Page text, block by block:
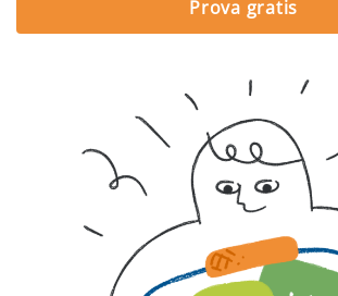
Prova gratis